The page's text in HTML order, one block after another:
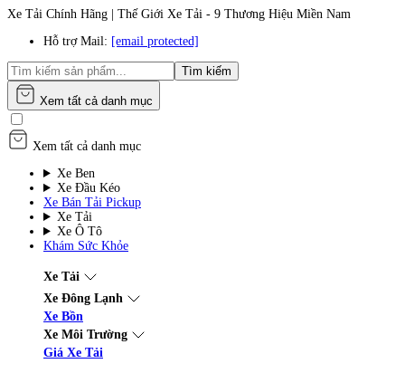
Xe Tải Chính Hãng | Thế Giới Xe Tải - 9 Thương Hiệu Miền Nam
Hỗ trợ Mail: [email protected]
Tìm kiếm
Xem tất cả danh mục
Xem tất cả danh mục
Xe Ben
Xe Đầu Kéo
Xe Bán Tải Pickup
Xe Tải
Xe Ô Tô
Khám Sức Khỏe
Xe Tải
Xe Đông Lạnh
Xe Bồn
Xe Môi Trường
Giá Xe Tải